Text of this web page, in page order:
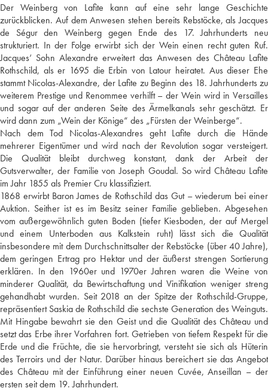
Der Weinberg von Lafite kann auf eine sehr lange Geschichte
zurückblicken. Auf dem Anwesen stehen bereits Rebstöcke, als Jacques
de Ségur den Weinberg gegen Ende des 17. Jahrhunderts neu
strukturiert. In der Folge erwirbt sich der Wein einen recht guten Ruf.
Jacques‘ Sohn Alexandre erweitert das Anwesen des Château Lafite
Rothschild, als er 1695 die Erbin von Latour heiratet. Aus dieser Ehe
stammt Nicolas-Alexandre, der Lafite zu Beginn des 18. Jahrhunderts zu
weiterem Prestige und Renommee verhilft – der Wein wird in Versailles
und sogar auf der anderen Seite des Ärmelkanals sehr geschätzt. Er
wird dann zum „Wein der Könige“ des „Fürsten der Weinberge“.
Nach dem Tod Nicolas-Alexandres geht Lafite durch die Hände
mehrerer Eigentümer und wird nach der Revolution sogar versteigert.
Die Qualität bleibt durchweg konstant, dank der Arbeit der
Gutsverwalter, der Familie von Joseph Goudal. So wird Château Lafite
im Jahr 1855 als Premier Cru klassifiziert.
1868 erwirbt Baron James de Rothschild das Gut – wiederum bei einer
Auktion. Seither ist es im Besitz seiner Familie geblieben. Abgesehen
vom außergewöhnlich guten Boden (tiefer Kiesboden, der auf Mergel
und einem Unterboden aus Kalkstein ruht) lässt sich die Qualität
insbesondere mit dem Durchschnittsalter der Rebstöcke (über 40 Jahre),
dem geringen Ertrag pro Hektar und der äußerst strengen Sortierung
erklären. In den 1960er und 1970er Jahren waren die Weine von
minderer Qualität, da Bewirtschaftung und Vinifikation weniger streng
gehandhabt wurden. Seit 2018 an der Spitze der Rothschild-Gruppe,
repräsentiert Saskia de Rothschild die sechste Generation des Weinguts.
Mit Hingabe bewahrt sie den Geist und die Qualität des Château und
setzt das Erbe ihrer Vorfahren fort. Getrieben von tiefem Respekt für die
Erde und die Früchte, die sie hervorbringt, versteht sie sich als Hüterin
des Terroirs und der Natur. Darüber hinaus bereichert sie das Angebot
des Château mit der Einführung einer neuen Cuvée, Anseillan – der
ersten seit dem 19. Jahrhundert.